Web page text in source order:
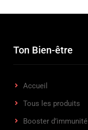
Ton Bien-être
Accueil
Tous les produits
Booster d’immunité